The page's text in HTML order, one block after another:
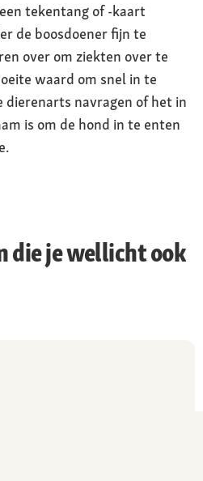
tekentang of -kaart
de boosdoener fijn te
over om ziekten over te
waard om snel in te
dierenarts navragen of het in
is om de hond in te enten
die je wellicht ook